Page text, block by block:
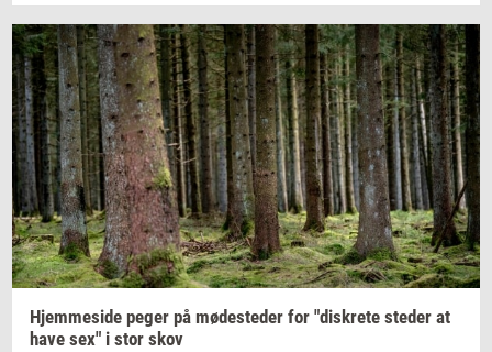
Hjem­mesi­de peger på mø­de­ste­der for "diskre­te ste­der at
have sex" i stor skov